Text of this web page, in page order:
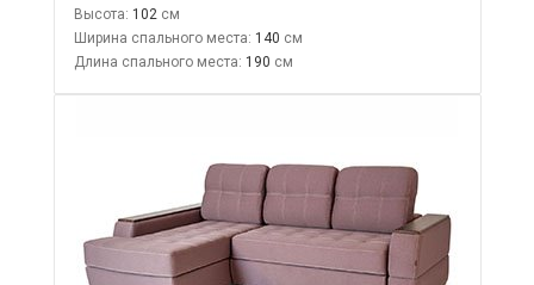
Высота: 102
Ширина спального места: 140
Длина спального места: 190